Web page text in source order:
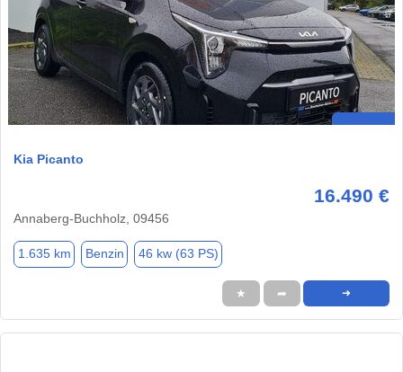
Kia Picanto
16.490 €
Annaberg-Buchholz, 09456
1.635 km Benzin 46 kw (63 PS)
★ ➦ ➜